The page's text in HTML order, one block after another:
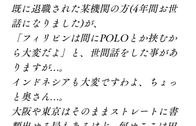
既に退職された某機関の方(4年間お世
話になりました)が、
「フィリピンは間にPOLOとか挟むか
ら大変だよ」と、世間話をした事があ
りますが…。
インドネシアも大変ですわよ、ちょっ
と奥さん…。
大阪や東京はそのままストレートに書